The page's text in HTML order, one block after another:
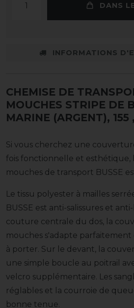
DANS
INFORMATIONS
CHEMISE DE
MOUCHES STRIPE DE
MARINE (ARGENT), 155
Si vous cherchez une
fois fonctionnelle et
mouches de transport BUSSE
Le tissu polyester à mailles
BUSSE est anti-salissures et
couture centrale du dos, la
mouches s'adapte
à porter. Sur le devant, la
une simple boucle au poitrail
velcro supplémentaire. Les
réglables et la courroie de
bonne tenue.